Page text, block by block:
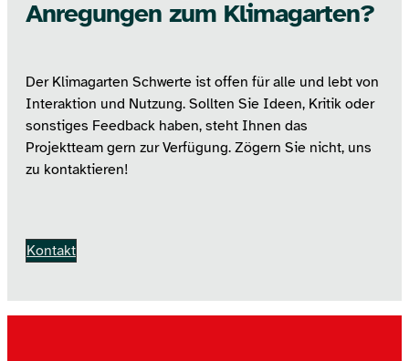
Anregungen zum Klimagarten?
Der Klimagarten Schwerte ist offen für alle und lebt von
Interaktion und Nutzung. Sollten Sie Ideen, Kritik oder
sonstiges Feedback haben, steht Ihnen das
Projektteam gern zur Verfügung. Zögern Sie nicht, uns
zu kontaktieren!
Kontakt